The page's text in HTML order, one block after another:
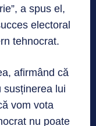
a spus el,
electoral
tehnocrat.
afirmând că
susținerea lui
vom vota
nu poate